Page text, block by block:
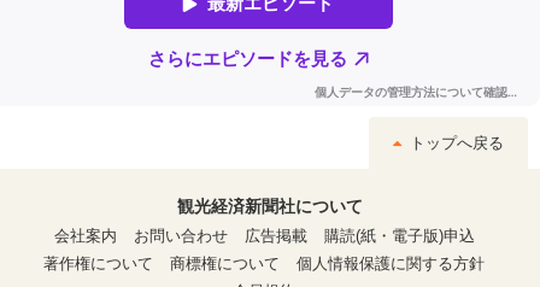
トップへ戻る
観光経済新聞社について
会社案内
お問い合わせ 広告掲載
購読(紙・電子版)申込
著作権について
商標権について
個人情報保護に関する方針